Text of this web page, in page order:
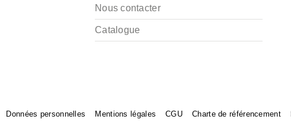
Nous contacter
Catalogue
Données personnelles Mentions légales CGU Charte de référencement